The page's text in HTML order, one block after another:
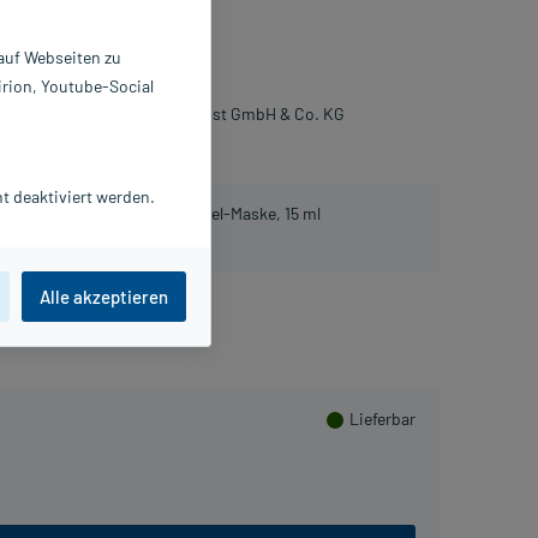
Luvos Heilerde Anti-Pickel-Maske, 15 ml
sammeln
Lieferbar
St
Gesellschaft Luvos Just GmbH & Co. KG
Webseiten zu
Youtube-Social
deaktiviert werden.
Alle akzeptieren